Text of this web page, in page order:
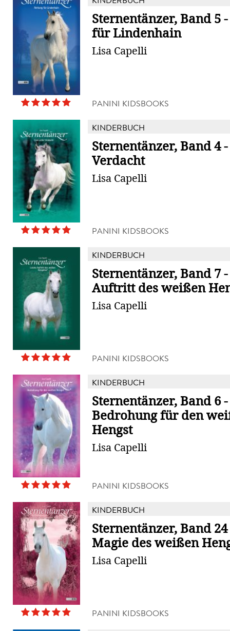
Sternentänzer, Band 5
für Lindenhain
Lisa Capelli
PANINI KIDSBOOKS
KINDERBUCH
Sternentänzer, Band 4
Verdacht
Lisa Capelli
PANINI KIDSBOOKS
KINDERBUCH
Sternentänzer, Band 7
Auftritt des weißen
Lisa Capelli
PANINI KIDSBOOKS
KINDERBUCH
Sternentänzer, Band 6 -
Bedrohung für den
Hengst
Lisa Capelli
PANINI KIDSBOOKS
KINDERBUCH
Sternentänzer, Band 24
Magie des weißen
Lisa Capelli
PANINI KIDSBOOKS